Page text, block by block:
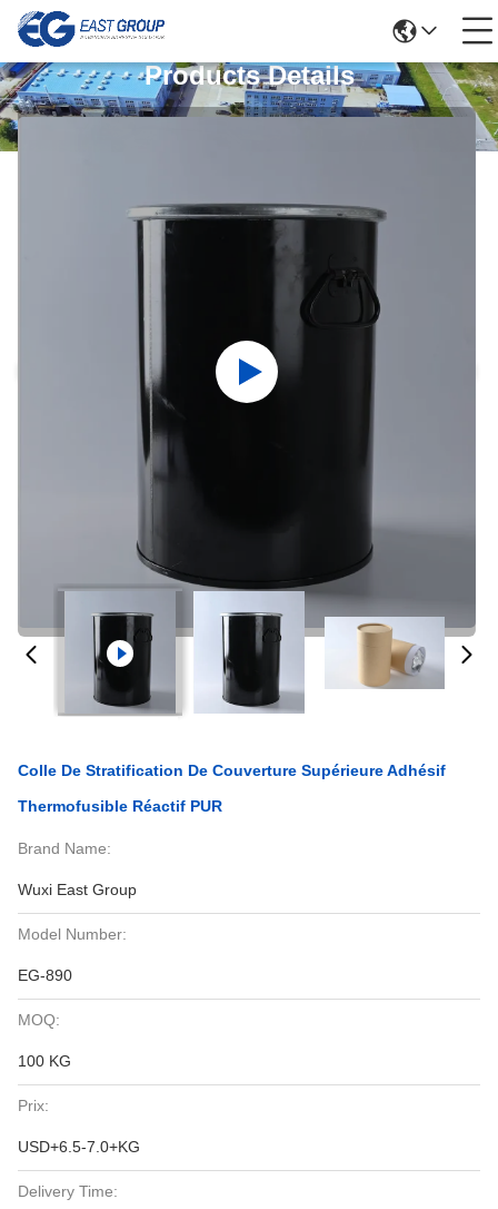
Products Details
Colle De Stratification De Couverture Supérieure Adhésif
Thermofusible Réactif PUR
Brand Name:
Wuxi East Group
Model Number:
EG-890
MOQ:
100 KG
Prix:
USD+6.5-7.0+KG
Delivery Time: